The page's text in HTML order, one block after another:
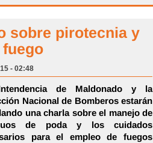
sobre pirotecnia y
- 02:48
de Maldonado y la
Nacional de Bomberos estarán
una charla sobre el manejo de
de poda y los cuidados
para el empleo de fuegos